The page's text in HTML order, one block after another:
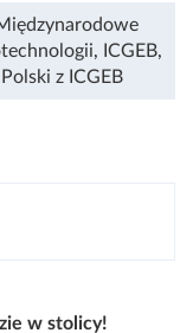
, ICGEB,
z ICGEB
w stolicy!